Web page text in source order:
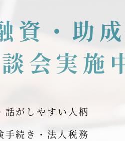
資・助
会実施
話がしやすい人柄
手続き・法人税務